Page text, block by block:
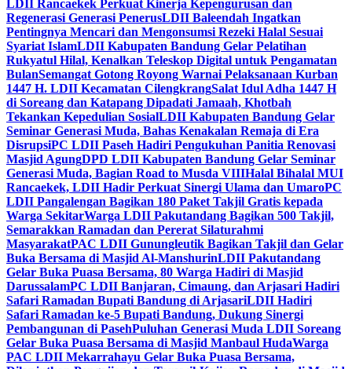
LDII Rancaekek Perkuat Kinerja Kepengurusan dan
Regenerasi Generasi PenerusLDII Baleendah Ingatkan
Pentingnya Mencari dan Mengonsumsi Rezeki Halal Sesuai
Syariat IslamLDII Kabupaten Bandung Gelar Pelatihan
Rukyatul Hilal, Kenalkan Teleskop Digital untuk Pengamatan
BulanSemangat Gotong Royong Warnai Pelaksanaan Kurban
1447 H. LDII Kecamatan CilengkrangSalat Idul Adha 1447 H
di Soreang dan Katapang Dipadati Jamaah, Khotbah
Tekankan Kepedulian SosialLDII Kabupaten Bandung Gelar
Seminar Generasi Muda, Bahas Kenakalan Remaja di Era
DisrupsiPC LDII Paseh Hadiri Pengukuhan Panitia Renovasi
Masjid AgungDPD LDII Kabupaten Bandung Gelar Seminar
Generasi Muda, Bagian Road to Musda VIIIHalal Bihalal MUI
Rancaekek, LDII Hadir Perkuat Sinergi Ulama dan UmaroPC
LDII Pangalengan Bagikan 180 Paket Takjil Gratis kepada
Warga SekitarWarga LDII Pakutandang Bagikan 500 Takjil,
Semarakkan Ramadan dan Pererat Silaturahmi
MasyarakatPAC LDII Gunungleutik Bagikan Takjil dan Gelar
Buka Bersama di Masjid Al-ManshurinLDII Pakutandang
Gelar Buka Puasa Bersama, 80 Warga Hadiri di Masjid
DarussalamPC LDII Banjaran, Cimaung, dan Arjasari Hadiri
Safari Ramadan Bupati Bandung di ArjasariLDII Hadiri
Safari Ramadan ke-5 Bupati Bandung, Dukung Sinergi
Pembangunan di PasehPuluhan Generasi Muda LDII Soreang
Gelar Buka Puasa Bersama di Masjid Manbaul HudaWarga
PAC LDII Mekarrahayu Gelar Buka Puasa Bersama,